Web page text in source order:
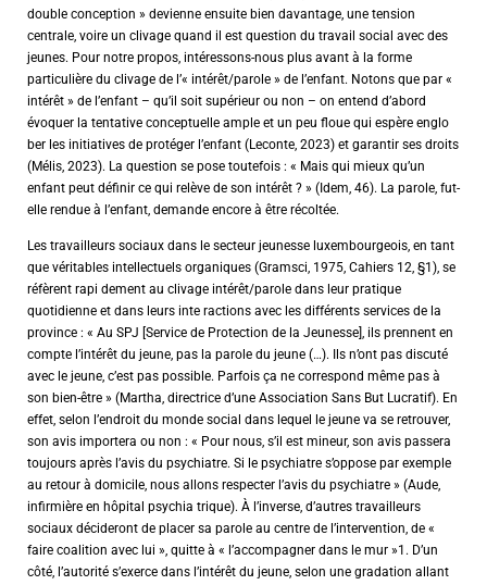
double conception » devienne ensuite bien davantage, une tension
centrale, voire un clivage quand il est question du travail social avec des
jeunes. Pour notre propos, intéressons-nous plus avant à la forme
particulière du clivage de l’« intérêt/parole » de l’enfant. Notons que par «
intérêt » de l’enfant – qu’il soit supérieur ou non – on entend d’abord
évoquer la tentative conceptuelle ample et un peu floue qui espère englo
ber les initiatives de protéger l’enfant (Leconte, 2023) et garantir ses droits
(Mélis, 2023). La question se pose toutefois : « Mais qui mieux qu’un
enfant peut définir ce qui relève de son intérêt ? » (Idem, 46). La parole, fut-
elle rendue à l’enfant, demande encore à être récoltée.
Les travailleurs sociaux dans le secteur jeunesse luxembourgeois, en tant
que véritables intellectuels organiques (Gramsci, 1975, Cahiers 12, §1), se
réfèrent rapi dement au clivage intérêt/parole dans leur pratique
quotidienne et dans leurs inte ractions avec les différents services de la
province : « Au SPJ [Service de Protection de la Jeunesse], ils prennent en
compte l’intérêt du jeune, pas la parole du jeune (…). Ils n’ont pas discuté
avec le jeune, c’est pas possible. Parfois ça ne correspond même pas à
son bien-être » (Martha, directrice d’une Association Sans But Lucratif). En
effet, selon l’endroit du monde social dans lequel le jeune va se retrouver,
son avis importera ou non : « Pour nous, s’il est mineur, son avis passera
toujours après l’avis du psychiatre. Si le psychiatre s’oppose par exemple
au retour à domicile, nous allons respecter l’avis du psychiatre » (Aude,
infirmière en hôpital psychia trique). À l’inverse, d’autres travailleurs
sociaux décideront de placer sa parole au centre de l’intervention, de «
faire coalition avec lui », quitte à « l’accompagner dans le mur »1. D’un
côté, l’autorité s’exerce dans l’intérêt du jeune, selon une gradation allant